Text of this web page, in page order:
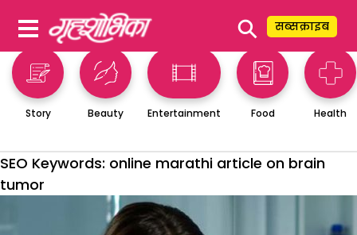
⚲ सब्सक्राइब
Story Beauty Entertainment Food Health
SEO Keywords: online marathi article on brain
tumor